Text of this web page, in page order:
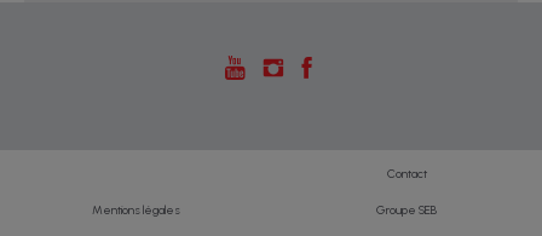
Contact
Mentions légales Groupe SEB